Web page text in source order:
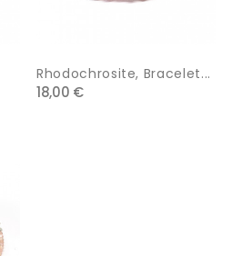
Rhodochrosite, Bracelet...
18,00 €